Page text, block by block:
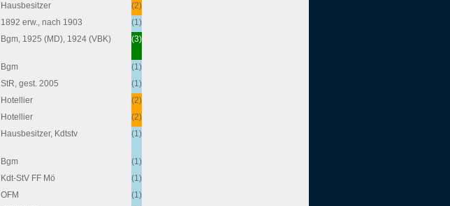
Hausbesitzer
(2)
1892 erw., nach 1903
(1)
Bgm, 1925 (MD), 1924 (VBK) (3)
Bgm
(1)
StR, gest. 2005
(1)
Hotellier
(2)
Hotellier
(2)
Hausbesitzer, Kdtstv (1)
Bgm
(1)
Kdt-StV FF Mö
(1)
OFM
(1)